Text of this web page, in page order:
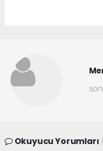
Okuyucu Yorumları